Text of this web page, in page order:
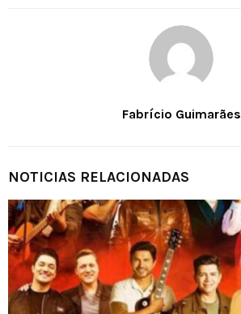
Fabrício Guimarães
NOTICIAS RELACIONADAS